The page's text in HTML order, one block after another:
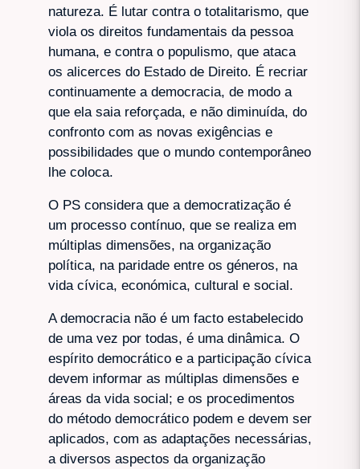
natureza. É lutar contra o totalitarismo, que
viola os direitos fundamentais da pessoa
humana, e contra o populismo, que ataca
os alicerces do Estado de Direito. É recriar
continuamente a democracia, de modo a
que ela saia reforçada, e não diminuída, do
confronto com as novas exigências e
possibilidades que o mundo contemporâneo
lhe coloca.
O PS considera que a democratização é
um processo contínuo, que se realiza em
múltiplas dimensões, na organização
política, na paridade entre os géneros, na
vida cívica, económica, cultural e social.
A democracia não é um facto estabelecido
de uma vez por todas, é uma dinâmica. O
espírito democrático e a participação cívica
devem informar as múltiplas dimensões e
áreas da vida social; e os procedimentos
do método democrático podem e devem ser
aplicados, com as adaptações necessárias,
a diversos aspectos da organização